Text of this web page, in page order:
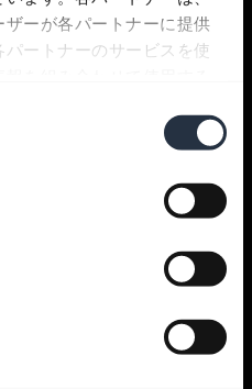
ーが各パートナーに提供
ートナーのサービスを使